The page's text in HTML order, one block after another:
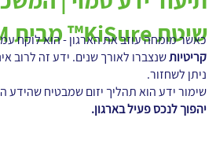
שיטת KiSure™ מבית ROM
כאשר מומחה עוזב את הארגון - הוא לוקח
קריטיותשנצברו לאורך שנים. ידע זה לרוב
ניתן לשחזור.
שימור ידע הוא תהליך יזום שמבטיח שהידע
יהפוך לנכס פעיל בארגון.